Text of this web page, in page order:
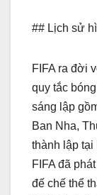
## Lịch sử
FIFA ra đời
quy tắc
sáng lập
Ban Nha,
thành lập tại
FIFA đã
đế chế thể